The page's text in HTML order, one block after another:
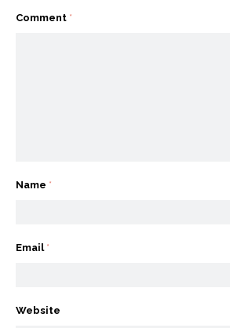
Comment *
Name *
Email *
Website